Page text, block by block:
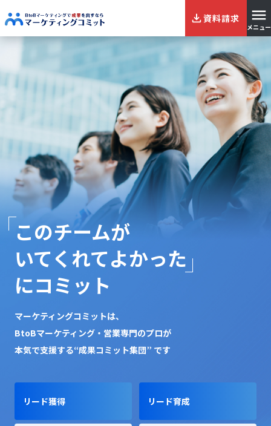
資料請求
メニュー
このチームが
いてくれてよかった
にコミット
マーケティングコミットは、
BtoBマーケティング・営業専門のプロが
本気で支援する“成果コミット集団” です
リード獲得 リード育成